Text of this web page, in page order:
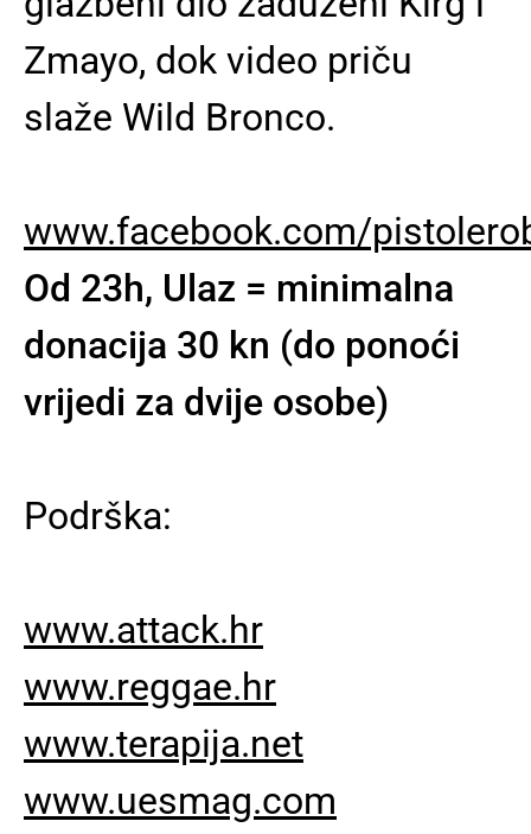
Zmayo, dok video priču
slaže Wild Bronco.
www.facebook.com/
Od 23h, Ulaz = minimalna
donacija 30 kn (do ponoći
vrijedi za dvije osobe)
Podrška:
www.attack.hr
www.reggae.hr
www.terapija.net
www.uesmag.com